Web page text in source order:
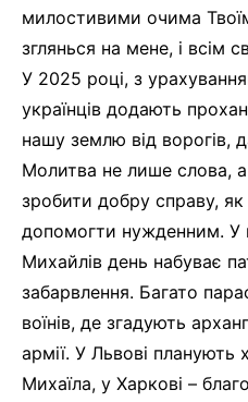
милостивими очима
зглянься на мене, і всім
У 2025 році, з
українців додають
нашу землю від ворогів,
Молитва не лише слова, а
зробити добру справу, як
допомогти нужденним. У
Михайлів день набуває
забарвлення. Багато
воїнів, де згадують
армії. У Львові планують
Михаїла, у Харкові –